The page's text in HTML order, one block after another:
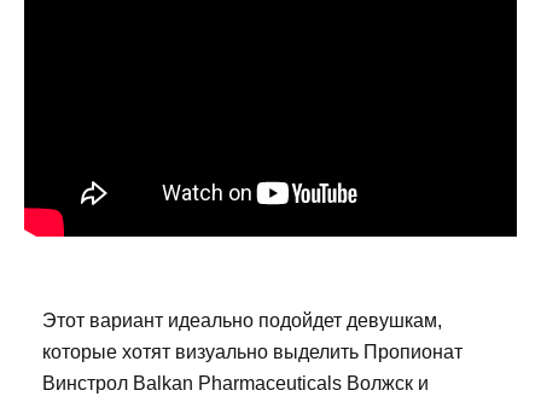
Этот вариант идеально подойдет девушкам,
которые хотят визуально выделить Пропионат
Винстрол Balkan Pharmaceuticals Волжск и